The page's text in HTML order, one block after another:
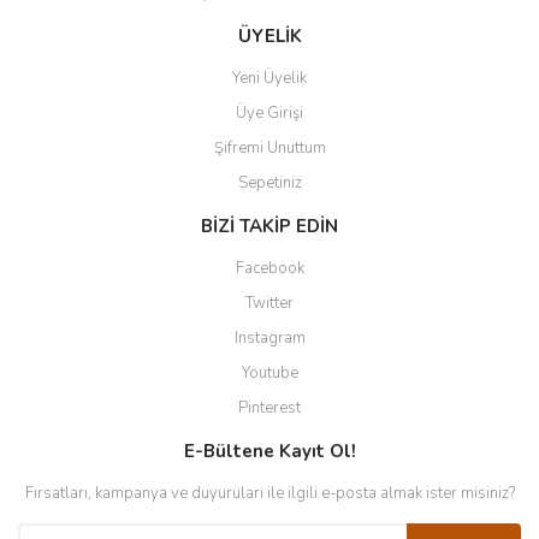
ÜYELİK
Yeni Üyelik
Üye Girişi
Şifremi Unuttum
Sepetiniz
BİZİ TAKİP EDİN
Facebook
Twitter
Instagram
Youtube
Pinterest
E-Bültene Kayıt Ol!
Fırsatları, kampanya ve duyuruları ile ilgili e-posta almak ister misiniz?